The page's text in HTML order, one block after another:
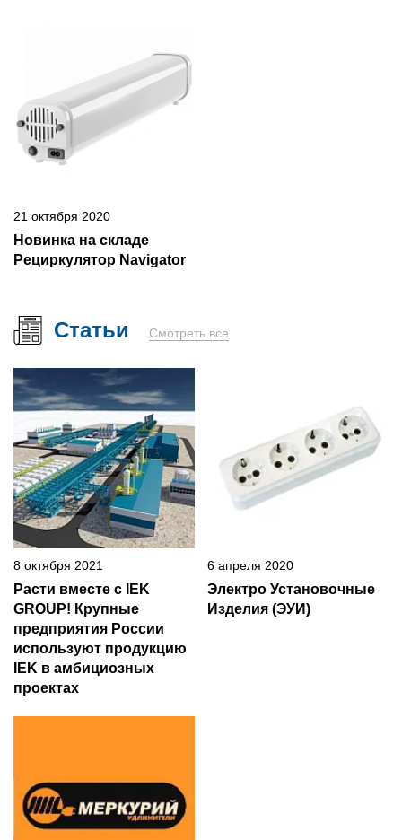
21 октября 2020
Новинка на складе
Рециркулятор Navigator
Статьи Смотреть все
8 октября 2021
Расти вместе с IEK
GROUP! Крупные
предприятия России
используют продукцию
IEK в амбициозных
проектах
6 апреля 2020
Электро Установочные
Изделия (ЭУИ)